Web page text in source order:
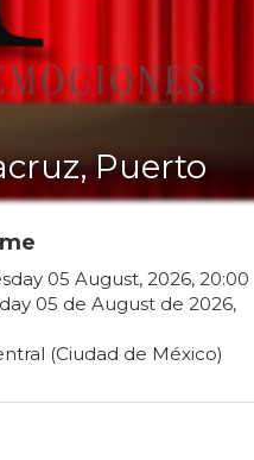
Puerto
05 August, 2026, 20:00
05 de Augustde 2026,
(Ciudad de México)